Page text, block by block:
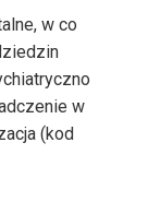
w co
w
(kod